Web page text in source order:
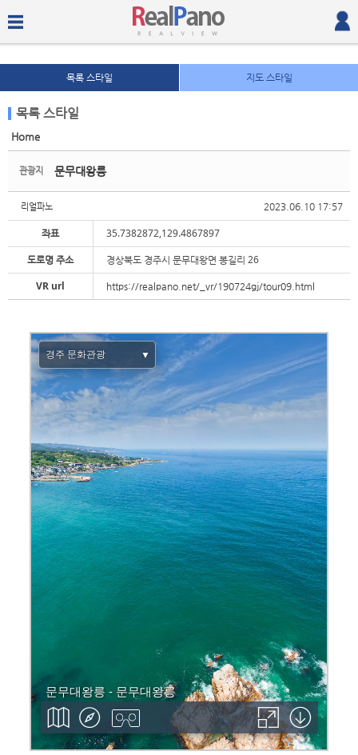
목록 스타일 지도 스타일
목록 스타일
Home
관광지
2023.06.10 17:57
문무대왕릉
리얼파노
좌표
35.7382872,129.4867897
도로명 주소
경상북도 경주시 문무대왕면 봉길리 26
VR url
https://realpano.net/_vr/190724gj/tour09.html
Sketchbook5, 스케치북5
Sketchbook5, 스케치북5
Sketchbook5, 스케치북5
Sketchbook5, 스케치북5